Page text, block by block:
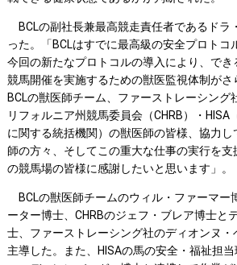
BCLの副社長兼最高競走責任者であるドラ
った。「BCLはすでに最高級の安全プロトコ
今回の新たなプロトコルの導入により、で
競馬開催を実施するための獣医監視体制がさ
BCLの獣医師チーム、ファーストレーシング
リフォルニア州競馬委員会（CHRB）・
に関する統括機関）の獣医師の皆様、協力
師の方々、そしてこの重大な仕事の実行を
の競馬場の皆様に感謝したいと思います」。
BCLの獣医師チームのウィル・ファーマー
ーター博士、CHRBのジェフ・ブレア博士と
士、ファーストレーシング社のディオンヌ
主導した。また、HISAの馬の安全・福祉担